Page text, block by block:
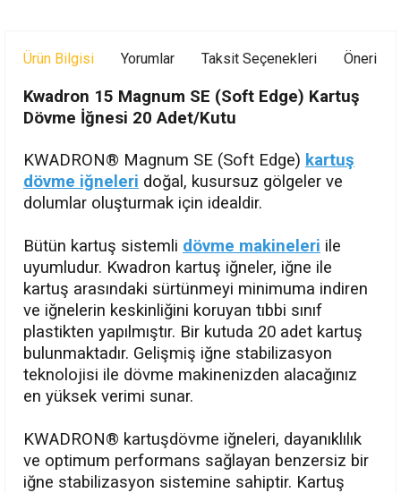
Ürün Bilgisi Yorumlar Taksit Seçenekleri
Kwadron 15 Magnum SE (Soft Edge) Kartuş
Dövme İğnesi 20 Adet/Kutu
KWADRON® Magnum SE (Soft Edge) kartuş
dövme iğneleri doğal, kusursuz gölgeler ve
dolumlar oluşturmak için idealdir.
Bütün kartuş sistemli dövme makineleri ile
uyumludur. Kwadron kartuş iğneler, iğne ile
kartuş arasındaki sürtünmeyi minimuma indiren
ve iğnelerin keskinliğini koruyan tıbbi sınıf
plastikten yapılmıştır. Bir kutuda 20 adet kartuş
bulunmaktadır. Gelişmiş iğne stabilizasyon
teknolojisi ile dövme makinenizden alacağınız
en yüksek verimi sunar.
KWADRON® kartuşdövme iğneleri, dayanıklılık
ve optimum performans sağlayan benzersiz bir
iğne stabilizasyon sistemine sahiptir. Kartuş